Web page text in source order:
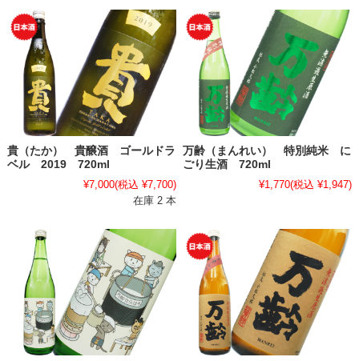
貴（たか） 貴醸酒 ゴールドラ
ベル 2019 720ml
¥7,000(税込 ¥7,700)
在庫 2 本
万齢（まんれい） 特別純米 に
ごり生酒 720ml
¥1,770(税込 ¥1,947)